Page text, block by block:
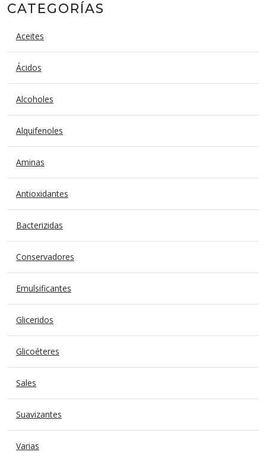
CATEGORÍAS
Aceites
Ácidos
Alcoholes
Alquifenoles
Aminas
Antioxidantes
Bacterizidas
Conservadores
Emulsificantes
Gliceridos
Glicoéteres
Sales
Suavizantes
Varias